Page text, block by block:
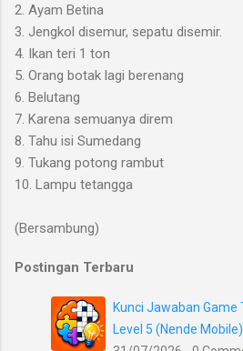
2. Ayam Betina
3. Jengkol disemur, sepatu disemir.
4. Ikan teri 1 ton
5. Orang botak lagi berenang
6. Belutang
7. Karena semuanya direm
8. Tahu isi Sumedang
9. Tukang potong rambut
10. Lampu tetangga
(Bersambung)
Postingan Terbaru
Kunci Jawaban Game
Level 5 (Nende Mobile)